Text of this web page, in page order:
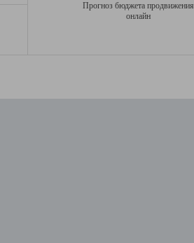
Прогноз бюджета продвижения
онлайн